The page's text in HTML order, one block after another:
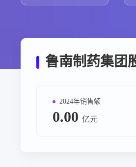
鲁南制药集团
2024年销售额
0.00 亿元